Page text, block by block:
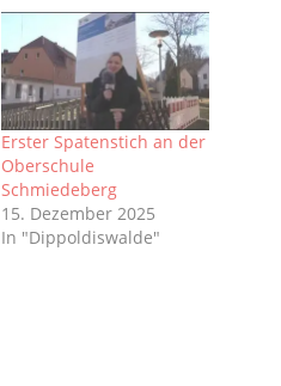
Erster Spatenstich an der
Oberschule
Schmiedeberg
15. Dezember 2025
In "Dippoldiswalde"